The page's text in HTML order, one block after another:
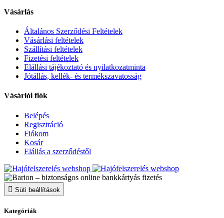
Vásárlás
Általános Szerződési Feltételek
Vásárlási feltételek
Szállítási feltételek
Fizetési feltételek
Elállási tájékoztató és nyilatkozatminta
Jótállás, kellék- és termékszavatosság
Vásárlói fiók
Belépés
Regisztráció
Fiókom
Kosár
Elállás a szerződéstől
Süti beállítások
Kategóriák